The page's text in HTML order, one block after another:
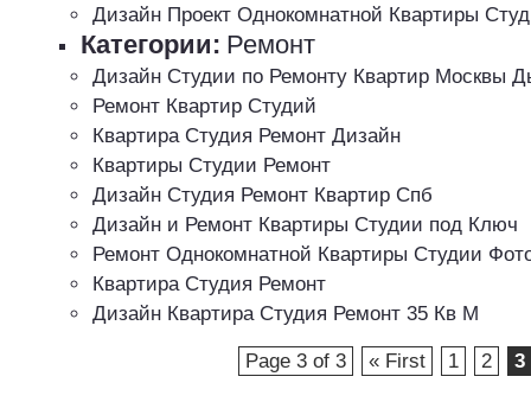
Дизайн Проект Однокомнатной Квартиры
Категории: Ремонт
Дизайн Студии по Ремонту Квартир Москвы
Ремонт Квартир Студий
Квартира Студия Ремонт Дизайн
Квартиры Студии Ремонт
Дизайн Студия Ремонт Квартир Спб
Дизайн и Ремонт Квартиры Студии под Ключ
Ремонт Однокомнатной Квартиры Студии
Квартира Студия Ремонт
Дизайн Квартира Студия Ремонт 35 Кв М
Page 3 of 3 « First 1 2 3